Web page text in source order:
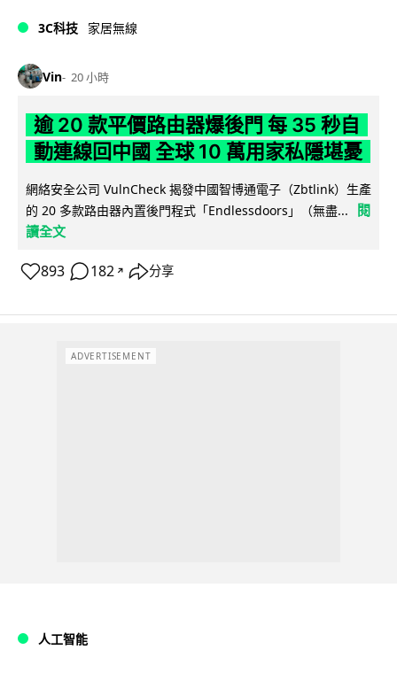
3C科技 家居無線
Vin 20 小時
逾 20 款平價路由器爆後門 每 35 秒自
動連線回中國 全球 10 萬用家私隱堪憂
網絡安全公司 VulnCheck 揭發中國智博通電子（Zbtlink）生產
的 20 多款路由器內置後門程式「Endlessdoors」（無盡...
閱
讀全文
893 182 ↗ 分享
ADVERTISEMENT
人工智能